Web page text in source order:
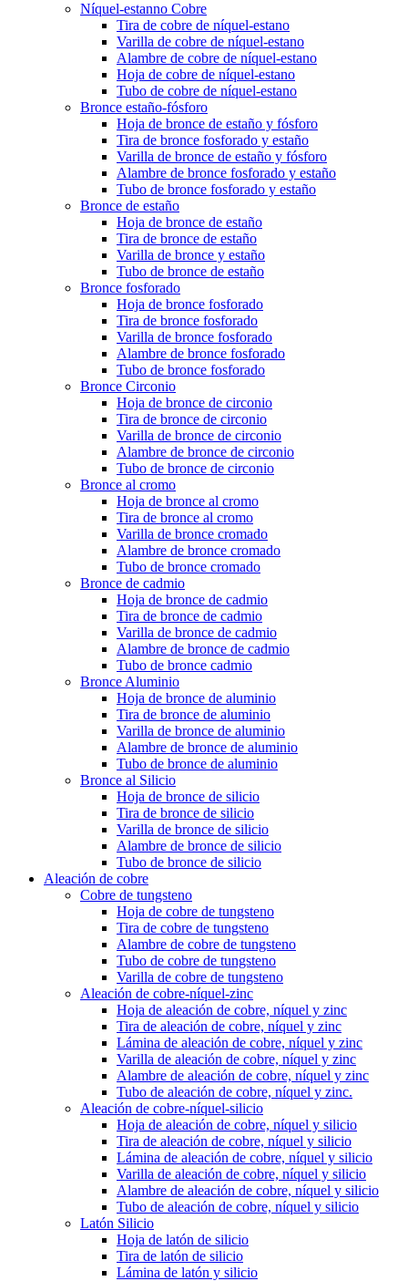
Níquel-estanno Cobre
Tira de cobre de níquel-estano
Varilla de cobre de níquel-estano
Alambre de cobre de níquel-estano
Hoja de cobre de níquel-estano
Tubo de cobre de níquel-estano
Bronce estaño-fósforo
Hoja de bronce de estaño y fósforo
Tira de bronce fosforado y estaño
Varilla de bronce de estaño y fósforo
Alambre de bronce fosforado y estaño
Tubo de bronce fosforado y estaño
Bronce de estaño
Hoja de bronce de estaño
Tira de bronce de estaño
Varilla de bronce y estaño
Tubo de bronce de estaño
Bronce fosforado
Hoja de bronce fosforado
Tira de bronce fosforado
Varilla de bronce fosforado
Alambre de bronce fosforado
Tubo de bronce fosforado
Bronce Circonio
Hoja de bronce de circonio
Tira de bronce de circonio
Varilla de bronce de circonio
Alambre de bronce de circonio
Tubo de bronce de circonio
Bronce al cromo
Hoja de bronce al cromo
Tira de bronce al cromo
Varilla de bronce cromado
Alambre de bronce cromado
Tubo de bronce cromado
Bronce de cadmio
Hoja de bronce de cadmio
Tira de bronce de cadmio
Varilla de bronce de cadmio
Alambre de bronce de cadmio
Tubo de bronce cadmio
Bronce Aluminio
Hoja de bronce de aluminio
Tira de bronce de aluminio
Varilla de bronce de aluminio
Alambre de bronce de aluminio
Tubo de bronce de aluminio
Bronce al Silicio
Hoja de bronce de silicio
Tira de bronce de silicio
Varilla de bronce de silicio
Alambre de bronce de silicio
Tubo de bronce de silicio
Aleación de cobre
Cobre de tungsteno
Hoja de cobre de tungsteno
Tira de cobre de tungsteno
Alambre de cobre de tungsteno
Tubo de cobre de tungsteno
Varilla de cobre de tungsteno
Aleación de cobre-níquel-zinc
Hoja de aleación de cobre, níquel y zinc
Tira de aleación de cobre, níquel y zinc
Lámina de aleación de cobre, níquel y zinc
Varilla de aleación de cobre, níquel y zinc
Alambre de aleación de cobre, níquel y zinc
Tubo de aleación de cobre, níquel y zinc.
Aleación de cobre-níquel-silicio
Hoja de aleación de cobre, níquel y silicio
Tira de aleación de cobre, níquel y silicio
Lámina de aleación de cobre, níquel y silicio
Varilla de aleación de cobre, níquel y silicio
Alambre de aleación de cobre, níquel y silicio
Tubo de aleación de cobre, níquel y silicio
Latón Silicio
Hoja de latón de silicio
Tira de latón de silicio
Lámina de latón y silicio